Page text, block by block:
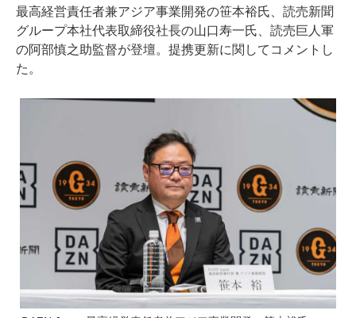
最高経営責任者兼アジア事業開発の笹本裕氏、読売新聞
グループ本社代表取締役社長の山口寿一氏、読売巨人軍
の阿部慎之助監督が登壇。提携更新に関してコメントし
た。